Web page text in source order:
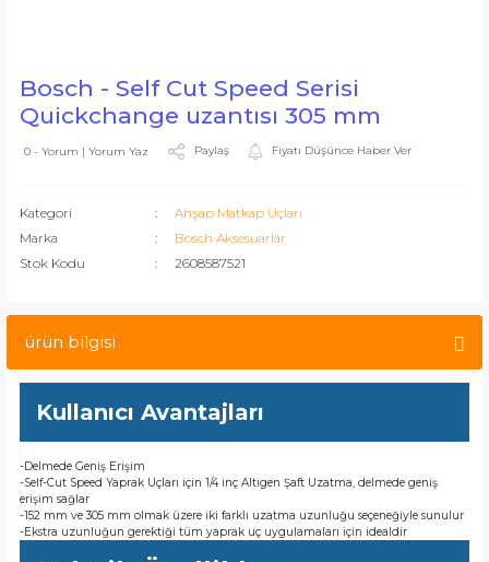
Bosch - Self Cut Speed Serisi
Quickchange uzantısı 305 mm
0 - Yorum | Yorum Yaz Paylaş Fiyatı Düşünce Haber Ver
Kategori
Ahşap Matkap Uçları
Marka
Bosch Aksesuarlar
Stok Kodu
2608587521
ürün bilgisi
Kullanıcı Avantajları
-Delmede Geniş Erişim
-Self-Cut Speed Yaprak Uçları için 1/4 inç Altıgen Şaft Uzatma, delmede geniş
erişim sağlar
-152 mm ve 305 mm olmak üzere iki farklı uzatma uzunluğu seçeneğiyle sunulur
-Ekstra uzunluğun gerektiği tüm yaprak uç uygulamaları için idealdir